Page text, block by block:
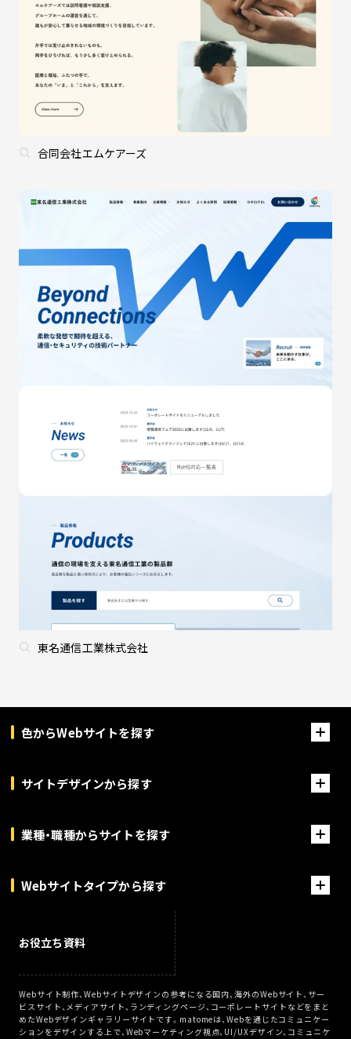
合同会社エムケアーズ
東名通信工業株式会社
色からWebサイトを探す
サイトデザインから探す
業種・職種からサイトを探す
Webサイトタイプから探す
お役立ち資料
Webサイト制作、Webサイトデザインの参考になる国内、海外のWebサイト、サー
ビスサイト、メディアサイト、ランディングページ、コーポレートサイトなどをまと
めたWebデザインギャラリーサイトです。matomeは、Webを通じたコミュニケー
ションをデザインする上で、Webマーケティング視点、UI/UXデザイン、コミュニケ